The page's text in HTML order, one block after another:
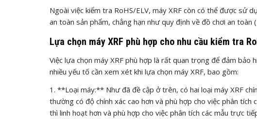
Ngoài việc kiểm tra RoHS/ELV, máy XRF còn có thể được sử
an toàn sản phẩm, chẳng hạn như quy định về đồ chơi an
Lựa chọn máy XRF phù hợp cho nhu cầu kiểm tra
Việc lựa chọn máy XRF phù hợp là rất quan trọng để đảm bảo
nhiều yếu tố cần xem xét khi lựa chọn máy XRF, bao gồm:
1. **Loại máy:** Như đã đề cập ở trên, có hai loại máy XRF
thường có độ chính xác cao hơn và phù hợp cho việc phân
thì linh hoạt hơn và phù hợp cho việc phân tích các mẫu trực